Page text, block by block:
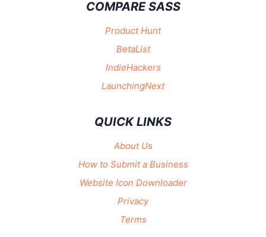
COMPARE SASS
Product Hunt
BetaList
IndieHackers
LaunchingNext
QUICK LINKS
About Us
How to Submit a Business
Website Icon Downloader
Privacy
Terms